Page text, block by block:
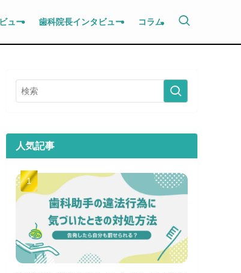
ュー 歯科院長インタビュー コラム
人気記事